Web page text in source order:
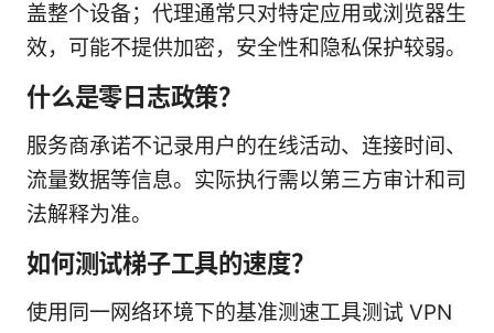
盖整个设备；代理通常只对特定应用或浏览器生
效，可能不提供加密，安全性和隐私保护较弱。
什么是零日志政策？
服务商承诺不记录用户的在线活动、连接时间、
流量数据等信息。实际执行需以第三方审计和司
法解释为准。
如何测试梯子工具的速度？
使用同一网络环境下的基准测速工具测试 VPN